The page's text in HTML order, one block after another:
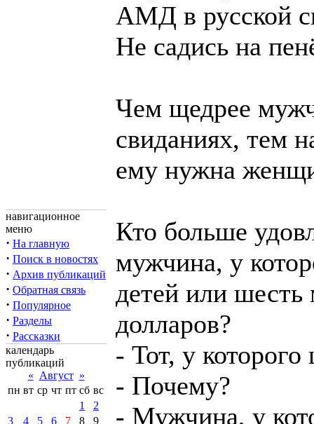
навигационное
меню
· На главную
· Поиск в новостях
· Архив публикаций
· Обратная связь
· Популярное
· Разделы
· Рассказки
календарь
публикаций
« Август »
пн вт ср чт пт сб вс
1
2
3
4 5 6 7 8 9
АМД в русской
Hе садись на
Чем щедрее
свиданиях, тем
ему нужна
Кто больше
мужчина, у
детей или
долларов?
- Тот, у
- Почему?
- Мужчина, у